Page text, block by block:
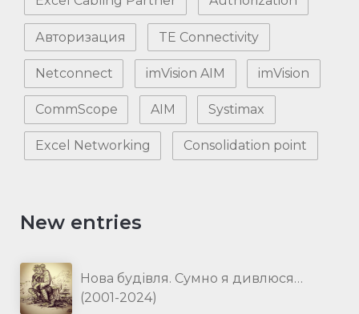
Авторизация TE Connectivity
Netconnect imVision AIM imVision
CommScope AIM Systimax
Excel Networking Consolidation point
New entries
Нова будівля. Сумно я дивлюся…
(2001-2024)